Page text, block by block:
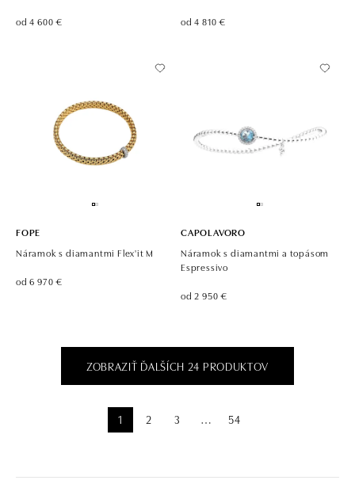
od 4 600 € od 4 810 €
FOPE
Náramok s diamantmi Flex'it M
od 6 970 €
CAPOLAVORO
Náramok s diamantmi a topásom
Espressivo
od 2 950 €
ZOBRAZIŤ ĎALŠÍCH 24 PRODUKTOV
1 2 3 ⋯ 54